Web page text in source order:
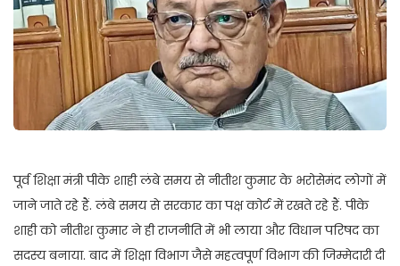
पूर्व शिक्षा मंत्री पीके शाही लंबे समय से नीतीश कुमार के भरोसेमंद लोगों में
जाने जाते रहे हैं. लंबे समय से सरकार का पक्ष कोर्ट में रखते रहे हैं. पीके
शाही को नीतीश कुमार ने ही राजनीति में भी लाया और विधान परिषद का
सदस्य बनाया. बाद में शिक्षा विभाग जैसे महत्वपूर्ण विभाग की जिम्मेदारी दी